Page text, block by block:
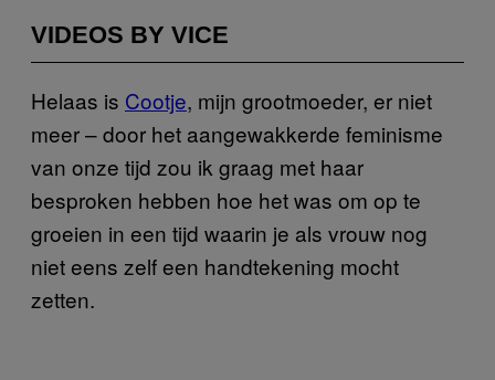
VIDEOS BY VICE
Helaas is Cootje, mijn grootmoeder, er niet
meer – door het aangewakkerde feminisme
van onze tijd zou ik graag met haar
besproken hebben hoe het was om op te
groeien in een tijd waarin je als vrouw nog
niet eens zelf een handtekening mocht
zetten.